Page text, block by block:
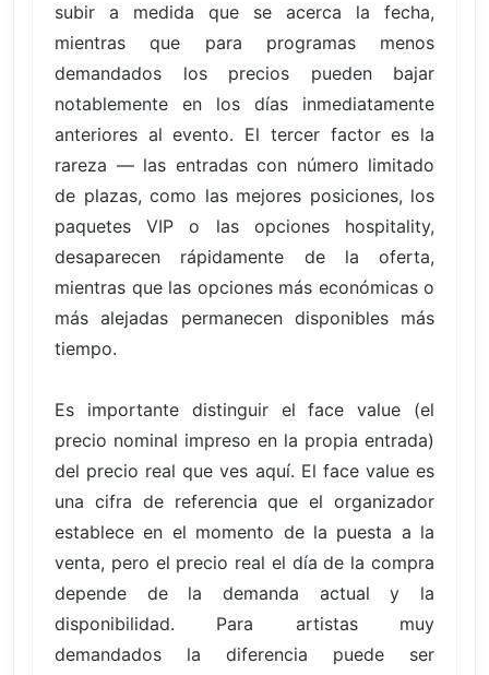
subir a medida que se acerca la fecha,
mientras que para programas menos
demandados los precios pueden bajar
notablemente en los días inmediatamente
anteriores al evento. El tercer factor es la
rareza — las entradas con número limitado
de plazas, como las mejores posiciones, los
paquetes VIP o las opciones hospitality,
desaparecen rápidamente de la oferta,
mientras que las opciones más económicas o
más alejadas permanecen disponibles más
tiempo.
Es importante distinguir el face value (el
precio nominal impreso en la propia entrada)
del precio real que ves aquí. El face value es
una cifra de referencia que el organizador
establece en el momento de la puesta a la
venta, pero el precio real el día de la compra
depende de la demanda actual y la
disponibilidad. Para artistas muy
demandados la diferencia puede ser